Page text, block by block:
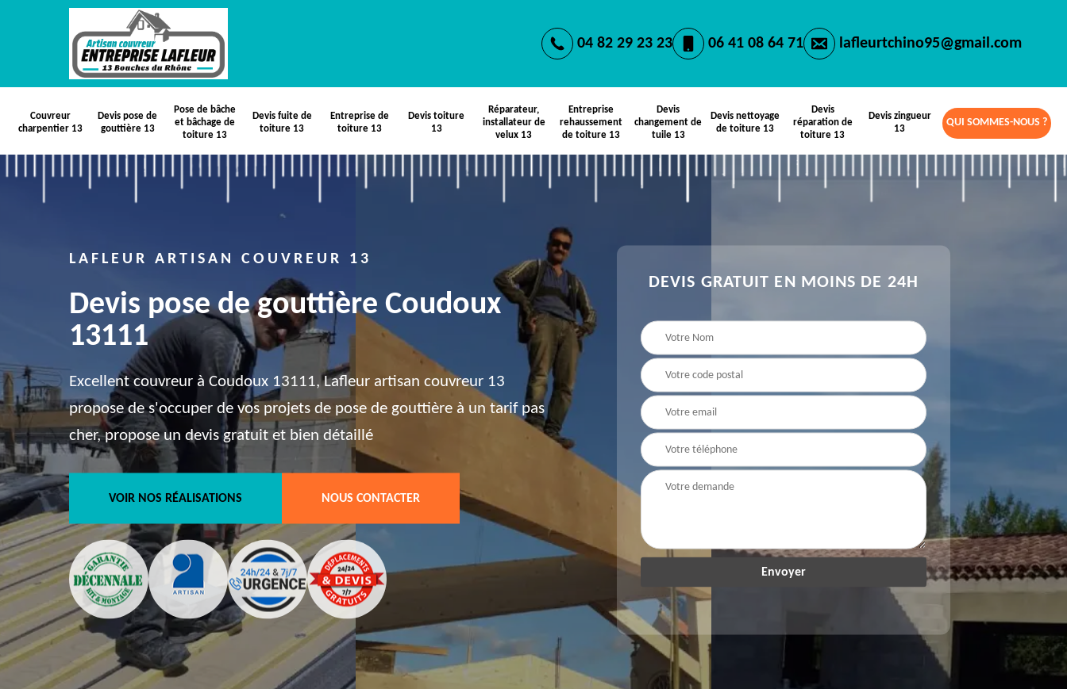
04 82 29 23 23 06 41 08 64 71 lafleurtchino95@gmail.com
Couvreur
charpentier 13
Devis pose de
gouttière 13
Pose de bâche
et bâchage de
toiture 13
Devis fuite de
toiture 13
Entreprise de
toiture 13
Devis toiture
13
Réparateur,
installateur de
velux 13
Entreprise
rehaussement
de toiture 13
Devis
changement de
tuile 13
Devis nettoyage
de toiture 13
Devis
réparation de
toiture 13
Devis zingueur
13
QUI SOMMES-NOUS ?
LAFLEUR ARTISAN COUVREUR 13
Devis pose de gouttière Coudoux
13111
Excellent couvreur à Coudoux 13111, Lafleur artisan couvreur 13
propose de s'occuper de vos projets de pose de gouttière à un tarif pas
cher, propose un devis gratuit et bien détaillé
VOIR NOS RÉALISATIONS NOUS CONTACTER
DEVIS GRATUIT EN MOINS DE 24H